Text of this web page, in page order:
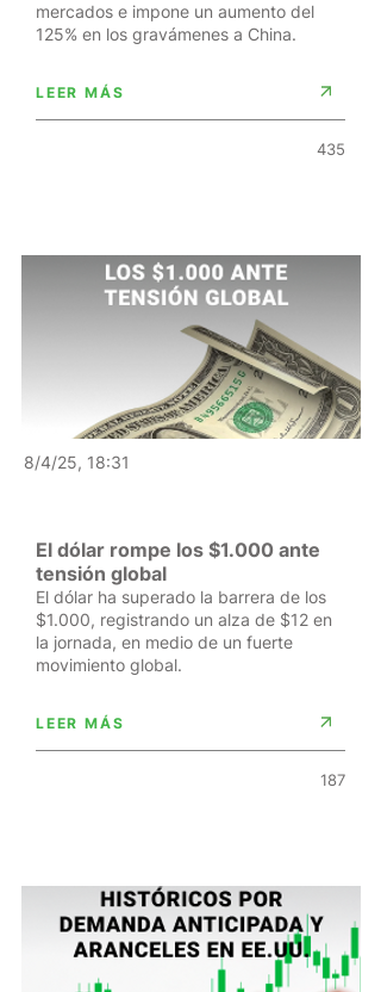
mercados e impone un aumento del
125% en los gravámenes a China.
LEER MÁS
435
8/4/25, 18:31
El dólar rompe los $1.000 ante
tensión global
El dólar ha superado la barrera de los
$1.000, registrando un alza de $12 en
la jornada, en medio de un fuerte
movimiento global.
LEER MÁS
187